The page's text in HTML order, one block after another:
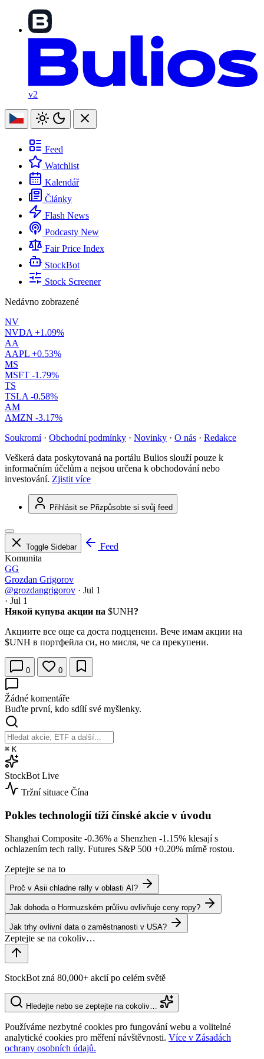
v2
Feed
Watchlist
Kalendář
Články
Flash News
Podcasty New
Fair Price Index
StockBot
Stock Screener
Nedávno zobrazené
NV
NVDA +1.09%
AA
AAPL +0.53%
MS
MSFT -1.79%
TS
TSLA -0.58%
AM
AMZN -3.17%
Soukromí · Obchodní podmínky · Novinky · O nás · Redakce
Veškerá data poskytovaná na portálu Bulios slouží pouze k
informačním účelům a nejsou určena k obchodování nebo
investování. Zjistit více
Přihlásit se Přizpůsobte si svůj feed
Toggle Sidebar
Feed
Komunita
GG
Grozdan Grigorov
@grozdangrigorov · Jul 1
· Jul 1
Някой купува акции на $UNH?
Акциите все още са доста подценени. Вече имам акции на
$UNH в портфейла си, но мисля, че са прекупени.
0 0
Žádné komentáře
Buďte první, kdo sdílí své myšlenky.
⌘ K
StockBot Live
Tržní situace Čína
Pokles technologií tíží čínské akcie v úvodu
Shanghai Composite -0.36% a Shenzhen -1.15% klesají s
ochlazením tech rally. Futures S&P 500 +0.20% mírně rostou.
Zeptejte se na to
Proč v Asii chladne rally v oblasti AI?
Jak dohoda o Hormuzském průlivu ovlivňuje ceny ropy?
Jak trhy ovlivní data o zaměstnanosti v USA?
StockBot zná 80,000+ akcií po celém světě
Hledejte nebo se zeptejte na cokoliv…
Používáme nezbytné cookies pro fungování webu a volitelné
analytické cookies pro měření návštěvnosti. Více v Zásadách
ochrany osobních údajů.